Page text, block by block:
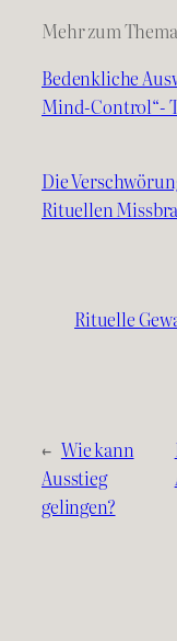
Mehr zum
Bedenkliche
Mind-Control“-
Die
Rituellen
Rituelle
← Wie kann
Ausstieg
gelingen?